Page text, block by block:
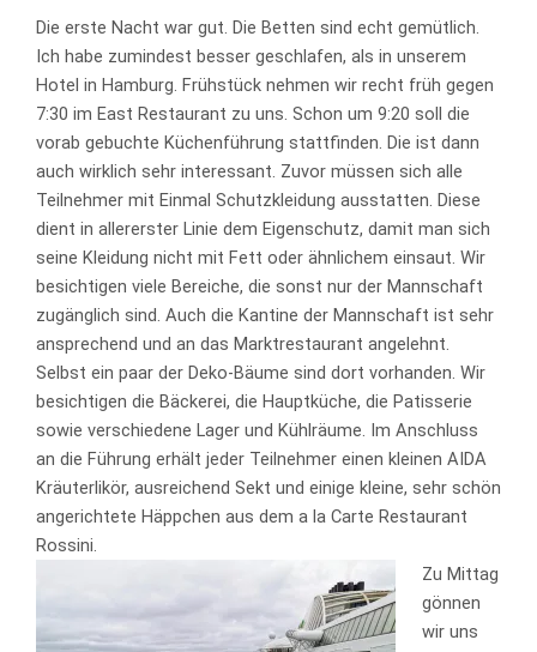
Die erste Nacht war gut. Die Betten sind echt gemütlich.
Ich habe zumindest besser geschlafen, als in unserem
Hotel in Hamburg. Frühstück nehmen wir recht früh gegen
7:30 im East Restaurant zu uns. Schon um 9:20 soll die
vorab gebuchte Küchenführung stattfinden. Die ist dann
auch wirklich sehr interessant. Zuvor müssen sich alle
Teilnehmer mit Einmal Schutzkleidung ausstatten. Diese
dient in allererster Linie dem Eigenschutz, damit man sich
seine Kleidung nicht mit Fett oder ähnlichem einsaut. Wir
besichtigen viele Bereiche, die sonst nur der Mannschaft
zugänglich sind. Auch die Kantine der Mannschaft ist sehr
ansprechend und an das Marktrestaurant angelehnt.
Selbst ein paar der Deko-Bäume sind dort vorhanden. Wir
besichtigen die Bäckerei, die Hauptküche, die Patisserie
sowie verschiedene Lager und Kühlräume. Im Anschluss
an die Führung erhält jeder Teilnehmer einen kleinen AIDA
Kräuterlikör, ausreichend Sekt und einige kleine, sehr schön
angerichtete Häppchen aus dem a la Carte Restaurant
Rossini.
Zu Mittag
gönnen
wir uns